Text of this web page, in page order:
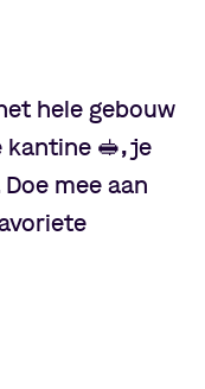
hele gebouw
kantine 🥪, je
mee aan